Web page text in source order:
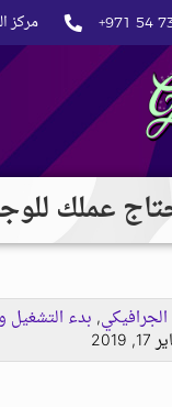
+971 54 مركز
عملك
, بدء التشغيل